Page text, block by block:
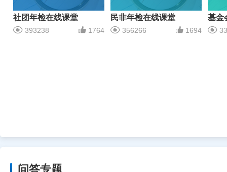
社团年检在线课堂
393238 1764
民非年检在线课堂
356266 1694
基金
问答专题